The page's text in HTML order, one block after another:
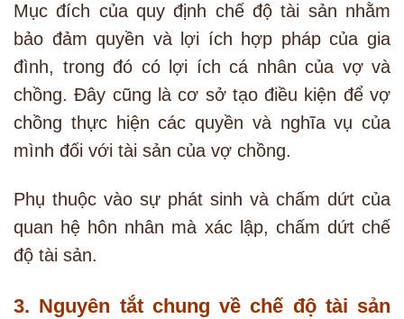
Mục đích của quy định chế độ tài sản nhằm
bảo đảm quyền và lợi ích hợp pháp của gia
đình, trong đó có lợi ích cá nhân của vợ và
chồng. Đây cũng là cơ sở tạo điều kiện để vợ
chồng thực hiện các quyền và nghĩa vụ của
mình đối với tài sản của vợ chồng.
Phụ thuộc vào sự phát sinh và chấm dứt của
quan hệ hôn nhân mà xác lập, chấm dứt chế
độ tài sản.
3. Nguyên tắt chung về chế độ tài sản